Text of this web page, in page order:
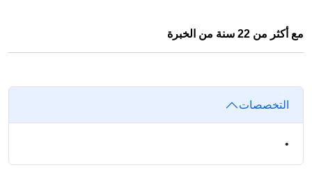
مع أكثر من 22 سنة من الخبرة
التخصصات
•